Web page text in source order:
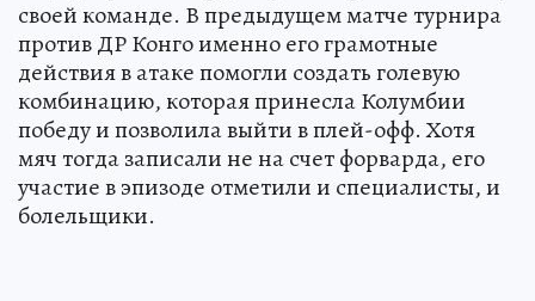
своей команде. В предыдущем матче турнира
против ДР Конго именно его грамотные
действия в атаке помогли создать голевую
комбинацию, которая принесла Колумбии
победу и позволила выйти в плей-офф. Хотя
мяч тогда записали не на счет форварда, его
участие в эпизоде отметили и специалисты, и
болельщики.